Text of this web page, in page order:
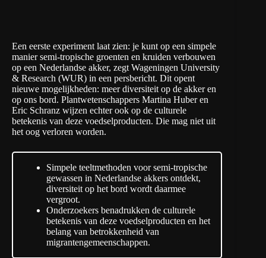
Een eerste experiment laat zien: je kunt op een simpele
manier semi-tropische groenten en kruiden verbouwen
op een Nederlandse akker, zegt Wageningen University
& Research (WUR) in een persbericht. Dit opent
nieuwe mogelijkheden: meer diversiteit op de akker en
op ons bord. Plantwetenschappers Martina Huber en
Eric Schranz wijzen echter ook op de culturele
betekenis van deze voedselproducten. Die mag niet uit
het oog verloren worden.
Simpele teeltmethoden voor semi-tropische
gewassen in Nederlandse akkers ontdekt,
diversiteit op het bord wordt daarmee
vergroot.
Onderzoekers benadrukken de culturele
betekenis van deze voedselproducten en het
belang van betrokkenheid van
migrantengemeenschappen.